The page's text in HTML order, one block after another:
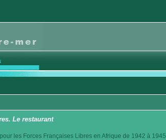
Le restaurant
les Forces Françaises Libres en Afrique de 1942 à 1945.